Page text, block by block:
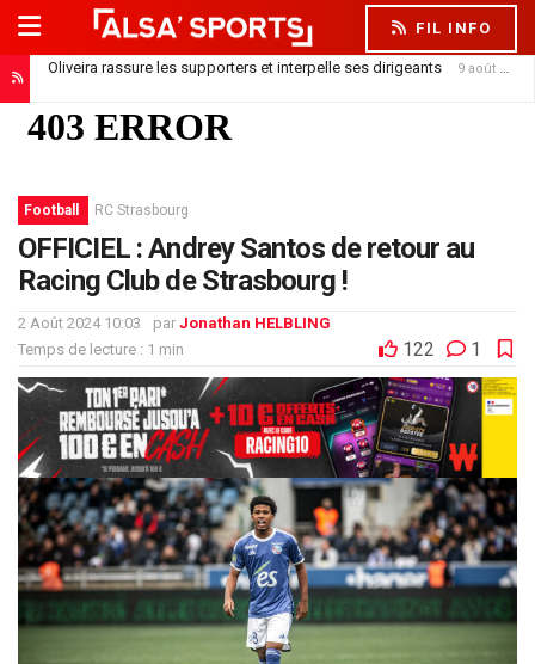
FIL INFO
Oliveira rassure les supporters et interpelle ses dirigeants 9 août 2026
Football RC Strasbourg
OFFICIEL : Andrey Santos de retour au
Racing Club de Strasbourg !
2 Août 2024 10:03 par Jonathan HELBLING
Temps de lecture : 1 min
122 1